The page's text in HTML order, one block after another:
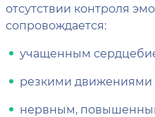
отсутствии контроля
сопровождается:
учащенным
резкими движениями
нервным,